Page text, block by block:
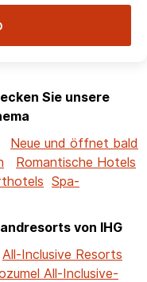
Sie unsere
Neue und öffnet bald
Romantische Hotels
Spa-
von IHG
All-Inclusive Resorts
All-Inclusive-